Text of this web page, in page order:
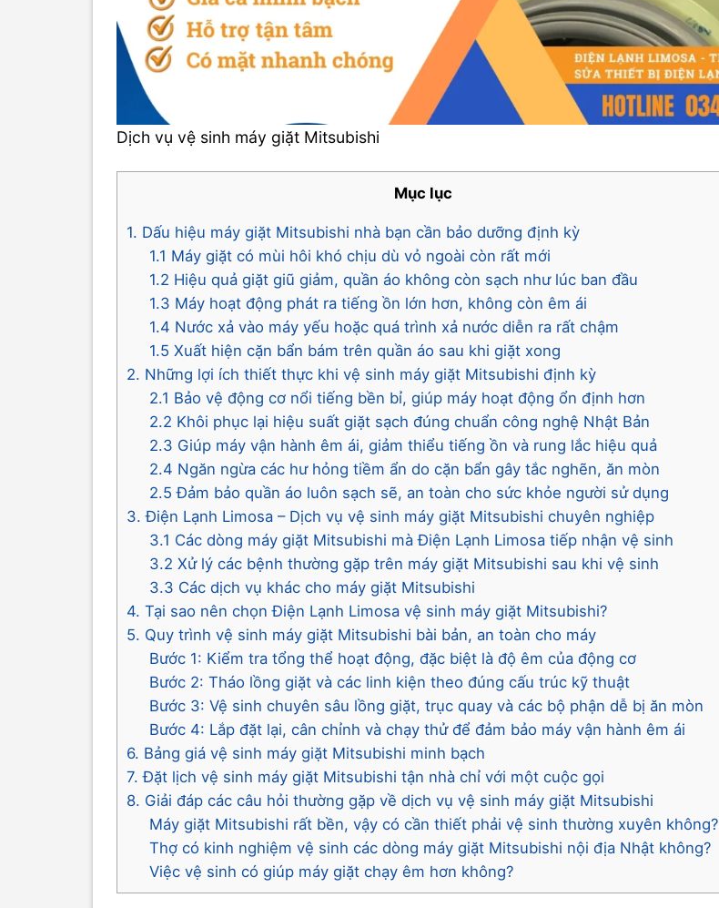
Dịch vụ vệ sinh máy giặt Mitsubishi
Mục lục
1. Dấu hiệu máy giặt Mitsubishi nhà bạn cần bảo dưỡng định kỳ
1.1 Máy giặt có mùi hôi khó chịu dù vỏ ngoài còn rất mới
1.2 Hiệu quả giặt giũ giảm, quần áo không còn sạch như lúc ban đầu
1.3 Máy hoạt động phát ra tiếng ồn lớn hơn, không còn êm ái
1.4 Nước xả vào máy yếu hoặc quá trình xả nước diễn ra rất chậm
1.5 Xuất hiện cặn bẩn bám trên quần áo sau khi giặt xong
2. Những lợi ích thiết thực khi vệ sinh máy giặt Mitsubishi định kỳ
2.1 Bảo vệ động cơ nổi tiếng bền bỉ, giúp máy hoạt động ổn định hơn
2.2 Khôi phục lại hiệu suất giặt sạch đúng chuẩn công nghệ Nhật Bản
2.3 Giúp máy vận hành êm ái, giảm thiểu tiếng ồn và rung lắc hiệu quả
2.4 Ngăn ngừa các hư hỏng tiềm ẩn do cặn bẩn gây tắc nghẽn, ăn mòn
2.5 Đảm bảo quần áo luôn sạch sẽ, an toàn cho sức khỏe người sử dụng
3. Điện Lạnh Limosa – Dịch vụ vệ sinh máy giặt Mitsubishi chuyên nghiệp
3.1 Các dòng máy giặt Mitsubishi mà Điện Lạnh Limosa tiếp nhận vệ sinh
3.2 Xử lý các bệnh thường gặp trên máy giặt Mitsubishi sau khi vệ sinh
3.3 Các dịch vụ khác cho máy giặt Mitsubishi
4. Tại sao nên chọn Điện Lạnh Limosa vệ sinh máy giặt Mitsubishi?
5. Quy trình vệ sinh máy giặt Mitsubishi bài bản, an toàn cho máy
Bước 1: Kiểm tra tổng thể hoạt động, đặc biệt là độ êm của động cơ
Bước 2: Tháo lồng giặt và các linh kiện theo đúng cấu trúc kỹ thuật
Bước 3: Vệ sinh chuyên sâu lồng giặt, trục quay và các bộ phận dễ bị ăn mòn
Bước 4: Lắp đặt lại, cân chỉnh và chạy thử để đảm bảo máy vận hành êm ái
6. Bảng giá vệ sinh máy giặt Mitsubishi minh bạch
7. Đặt lịch vệ sinh máy giặt Mitsubishi tận nhà chỉ với một cuộc gọi
8. Giải đáp các câu hỏi thường gặp về dịch vụ vệ sinh máy giặt Mitsubishi
Máy giặt Mitsubishi rất bền, vậy có cần thiết phải vệ sinh thường xuyên không?
Thợ có kinh nghiệm vệ sinh các dòng máy giặt Mitsubishi nội địa Nhật không?
Việc vệ sinh có giúp máy giặt chạy êm hơn không?